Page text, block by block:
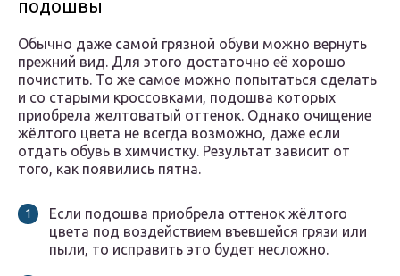
подошвы
Обычно даже самой грязной обуви можно вернуть
прежний вид. Для этого достаточно её хорошо
почистить. То же самое можно попытаться сделать
и со старыми кроссовками, подошва которых
приобрела желтоватый оттенок. Однако очищение
жёлтого цвета не всегда возможно, даже если
отдать обувь в химчистку. Результат зависит от
того, как появились пятна.
Если подошва приобрела оттенок жёлтого
цвета под воздействием въевшейся грязи или
пыли, то исправить это будет несложно.